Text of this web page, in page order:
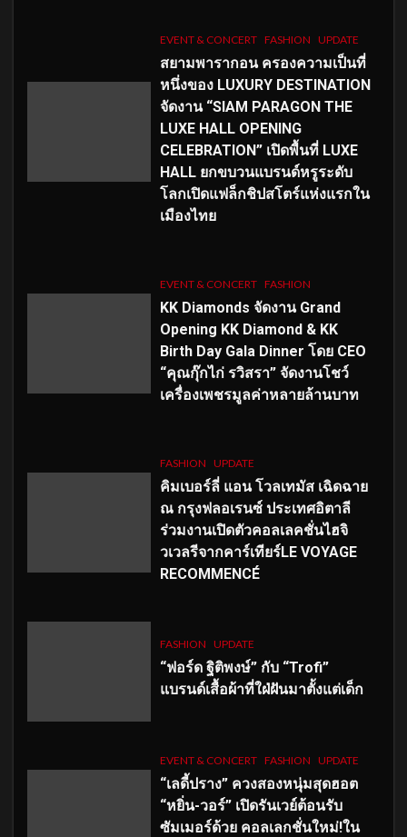
EVENT & CONCERT FASHION UPDATE
สยามพารากอน ครองความเป็นที่
หนึ่งของ LUXURY DESTINATION
จัดงาน “SIAM PARAGON THE
LUXE HALL OPENING
CELEBRATION” เปิดพื้นที่ LUXE
HALL ยกขบวนแบรนด์หรูระดับ
โลกเปิดแฟล็กชิปสโตร์แห่งแรกใน
เมืองไทย
EVENT & CONCERT FASHION
KK Diamonds จัดงาน Grand
Opening KK Diamond & KK
Birth Day Gala Dinner โดย CEO
“คุณกุ๊กไก่ รวิสรา” จัดงานโชว์
เครื่องเพชรมูลค่าหลายล้านบาท
FASHION UPDATE
คิมเบอร์ลี่ แอน โวลเทมัส เฉิดฉาย
ณ กรุงฟลอเรนซ์ ประเทศอิตาลี
ร่วมงานเปิดตัวคอลเลคชั่นไฮจิ
วเวลรีจากคาร์เทียร์LE VOYAGE
RECOMMENCÉ
FASHION UPDATE
“ฟอร์ด ฐิติพงษ์” กับ “Trofi”
แบรนด์เสื้อผ้าที่ใฝ่ฝันมาตั้งแต่เด็ก
EVENT & CONCERT FASHION UPDATE
“เลดี้ปราง” ควงสองหนุ่มสุดฮอต
“หยิ่น-วอร์” เปิดรันเวย์ต้อนรับ
ซัมเมอร์ด้วย คอลเลกชั่นใหม่!ใน